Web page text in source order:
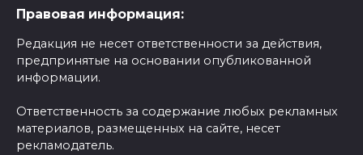
Правовая информация:
Редакция не несет ответственности за действия,
предпринятые на основании опубликованной
информации.
Ответственность за содержание любых рекламных
материалов, размещенных на сайте, несет
рекламодатель.